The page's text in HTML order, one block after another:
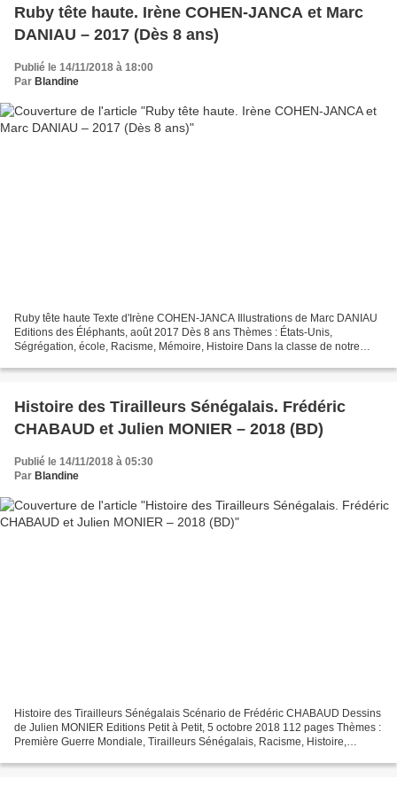
Ruby tête haute. Irène COHEN-JANCA et Marc
DANIAU – 2017 (Dès 8 ans)
Publié le 14/11/2018 à 18:00
Par Blandine
Ruby tête haute Texte d'Irène COHEN-JANCA Illustrations de Marc DANIAU
Editions des Éléphants, août 2017 Dès 8 ans Thèmes : États-Unis,
Ségrégation, école, Racisme, Mémoire, Histoire Dans la classe de notre
Histoire des Tirailleurs Sénégalais. Frédéric
CHABAUD et Julien MONIER – 2018 (BD)
Publié le 14/11/2018 à 05:30
Par Blandine
Histoire des Tirailleurs Sénégalais Scénario de Frédéric CHABAUD Dessins
de Julien MONIER Editions Petit à Petit, 5 octobre 2018 112 pages Thèmes :
Première Guerre Mondiale, Tirailleurs Sénégalais, Racisme, Histoire,